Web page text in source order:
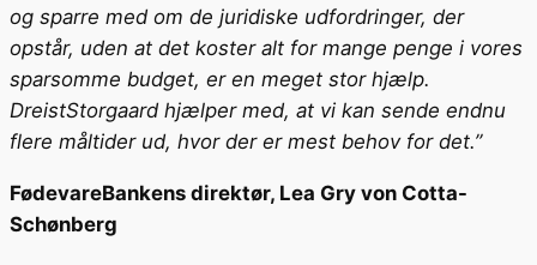
og sparre med om de juridiske udfordringer, der
opstår, uden at det koster alt for mange penge i vores
sparsomme budget, er en meget stor hjælp.
DreistStorgaard hjælper med, at vi kan sende endnu
flere måltider ud, hvor der er mest behov for det.”
FødevareBankens direktør, Lea Gry von Cotta-
Schønberg